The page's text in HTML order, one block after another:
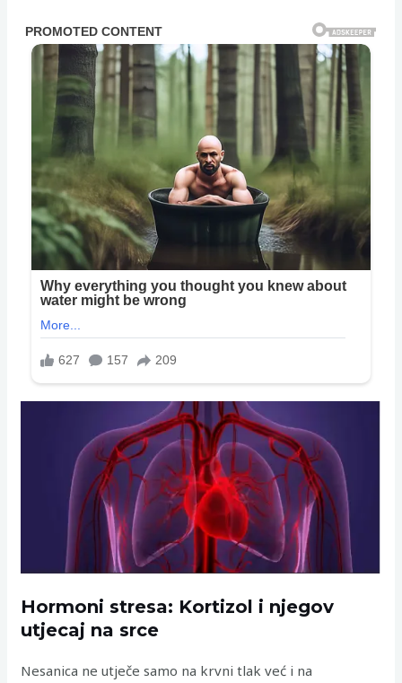
Hormoni stresa: Kortizol i njegov
utjecaj na srce
Nesanica ne utječe samo na krvni tlak već i na